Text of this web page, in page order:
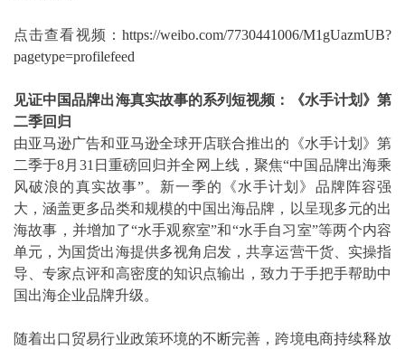
点击查看视频： https://weibo.com/7730441006/M1gUazmUB?
pagetype=profilefeed
见证中国品牌出海真实故事的系列短视频：《水手计划》第
二季回归
由亚马逊广告和亚马逊全球开店联合推出的《水手计划》第
二季于8月31日重磅回归并全网上线，聚焦“中国品牌出海乘
风破浪的真实故事”。新一季的《水手计划》品牌阵容强
大，涵盖更多品类和规模的中国出海品牌，以呈现多元的出
海故事，并增加了“水手观察室”和“水手自习室”等两个内容
单元，为国货出海提供多视角启发，共享运营干货、实操指
导、专家点评和高密度的知识点输出，致力于手把手帮助中
国出海企业品牌升级。
随着出口贸易行业政策环境的不断完善，跨境电商持续释放